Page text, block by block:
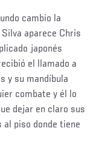
cambio la
aparece Chris
japonés
el llamado a
y su mandíbula
combate y él lo
dejar en claro sus
al piso donde tiene